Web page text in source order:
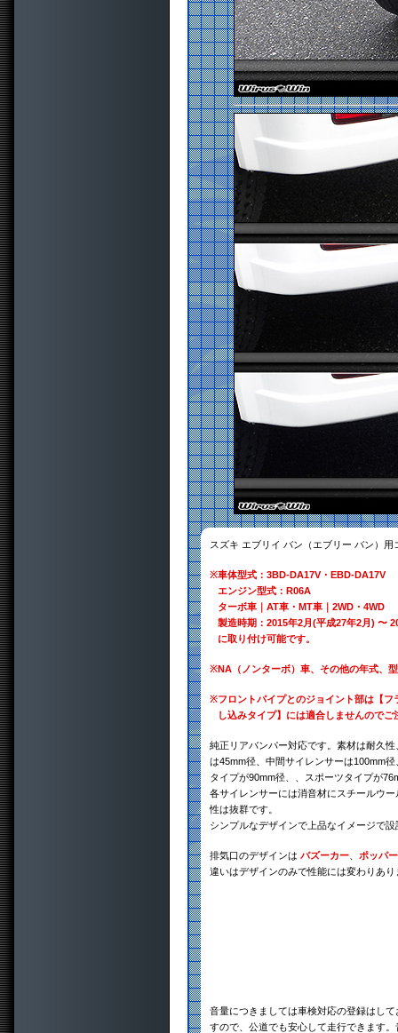
スズキ エブリイ バン（エブリー バン）
※車体型式：3BD-DA17V・EBD-DA17V
エンジン型式：R06A
ターボ車｜AT車・MT車｜2WD・4WD
製造時期：2015年2月(平成27年2月) 〜
に取り付け可能です。
※NA（ノンターボ）車、その他の年式、
※フロントパイプとのジョイント部は【
し込みタイプ】には適合しませんのでご
純正リアバンパー対応です。素材は耐久
は45mm径、中間サイレンサーは100mm
タイプが90mm径、、スポーツタイプが
各サイレンサーには消音材にスチールウ
性は抜群です。
シンプルなデザインで上品なイメージで
排気口のデザインは バズーカー
ポッパー
違いはデザインのみで性能には変わりあ
音量につきましては車検対応の登録はし
すので、公道でも安心して走行できます